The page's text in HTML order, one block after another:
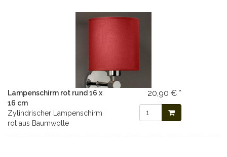
Lampenschirm rot rund 16 x
16 cm
Zylindrischer Lampenschirm
rot aus Baumwolle
20,90 € *